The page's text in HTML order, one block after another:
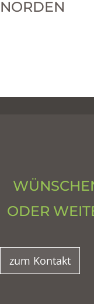
NORDEN
ODER
zum Kontakt